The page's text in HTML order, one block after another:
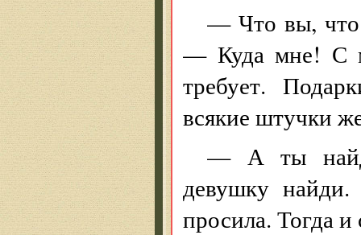
— Что вы, что
— Куда мне! С
требует.
всякие штучки
— А ты
девушку
просила. Тогда